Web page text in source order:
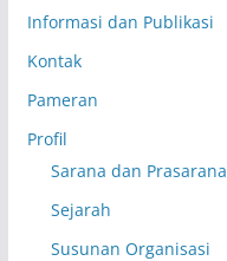
Informasi dan Publikasi
Kontak
Pameran
Profil
Sarana dan Prasarana
Sejarah
Susunan Organisasi